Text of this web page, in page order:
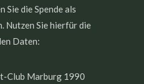
Sie die Spende als
Nutzen Sie hierfür die
Daten:
Club Marburg 1990